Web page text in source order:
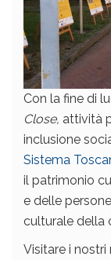
Con la fine di
Close, attività
inclusione
Sistema
il patrimonio
e delle
culturale della
Visitare i